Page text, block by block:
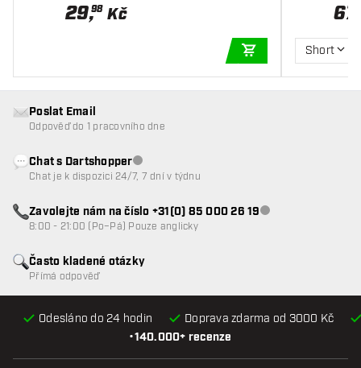
29,98 Kč
PŘIDAT DO KOŠÍKU
67
Short
•140.000+ recenze
Odesláno do 24 hodin Doprava zdarma od 3000 Kč
Často kladené otázky
Přímá odpověď
Poslat Email
Odpověď do 1 pracovního dne
Chat s DartshopperZákaznický servis nedostupný
Chat je k dispozici 24/7, 7 dní v týdnu
Zavolejte nám na číslo +31(0) 85 000 26 19Zákaznický servis
8:00 - 21:00 (Po–Pá) Pouze anglicky